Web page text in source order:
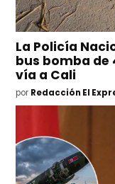
La Policía
bus bomba de
vía a Cali
por Redacción El